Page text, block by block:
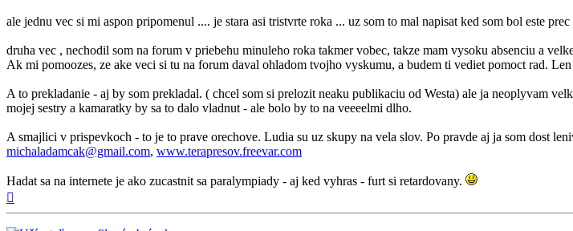
ale jednu vec si mi aspon pripomenul .... je stara asi tristvrte roka ... uz som to mal napisat ked som bol este prec
druha vec , nechodil som na forum v priebehu minuleho roka takmer vobec, takze mam vysoku absenciu a
Ak mi pomoozes, ze ake veci si tu na forum daval ohladom tvojho vyskumu, a budem ti vediet pomoct rad.
A to prekladanie - aj by som prekladal. ( chcel som si prelozit neaku publikaciu od Westa) ale ja neoplyvam
mojej sestry a kamaratky by sa to dalo vladnut - ale bolo by to na veeeelmi dlho.
A smajlici v prispevkoch - to je to prave orechove. Ludia su uz skupy na vela slov. Po pravde aj ja som dost
michaladamcak@gmail.com, www.terapresov.freevar.com
Hadat sa na internete je ako zucastnit sa paralympiady - aj ked vyhras - furt si retardovany.